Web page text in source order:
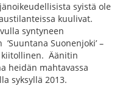
syistä ole
kuulivat.
syntyneen
Suonenjoki’ –
kiitollinen. Äänitin
heidän mahtavassa
syksyllä 2013.